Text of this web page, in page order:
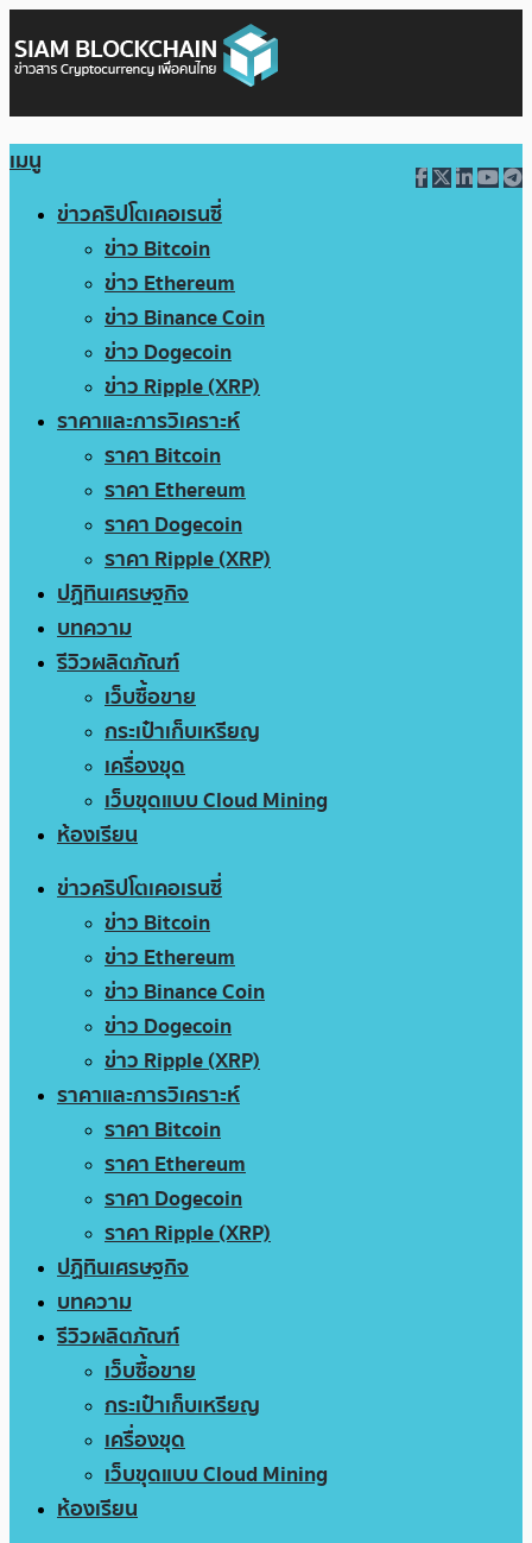
เมนู
ข่าวคริปโตเคอเรนซี่
ข่าว Bitcoin
ข่าว Ethereum
ข่าว Binance Coin
ข่าว Dogecoin
ข่าว Ripple (XRP)
ราคาและการวิเคราะห์
ราคา Bitcoin
ราคา Ethereum
ราคา Dogecoin
ราคา Ripple (XRP)
ปฏิทินเศรษฐกิจ
บทความ
รีวิวผลิตภัณฑ์
เว็บซื้อขาย
กระเป๋าเก็บเหรียญ
เครื่องขุด
เว็บขุดแบบ Cloud Mining
ห้องเรียน
ข่าวคริปโตเคอเรนซี่
ข่าว Bitcoin
ข่าว Ethereum
ข่าว Binance Coin
ข่าว Dogecoin
ข่าว Ripple (XRP)
ราคาและการวิเคราะห์
ราคา Bitcoin
ราคา Ethereum
ราคา Dogecoin
ราคา Ripple (XRP)
ปฏิทินเศรษฐกิจ
บทความ
รีวิวผลิตภัณฑ์
เว็บซื้อขาย
กระเป๋าเก็บเหรียญ
เครื่องขุด
เว็บขุดแบบ Cloud Mining
ห้องเรียน